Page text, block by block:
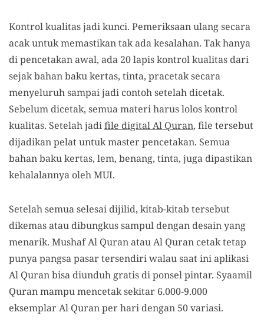
Kontrol kualitas jadi kunci. Pemeriksaan ulang secara
acak untuk memastikan tak ada kesalahan. Tak hanya
di pencetakan awal, ada 20 lapis kontrol kualitas dari
sejak bahan baku kertas, tinta, pracetak secara
menyeluruh sampai jadi contoh setelah dicetak.
Sebelum dicetak, semua materi harus lolos kontrol
kualitas. Setelah jadifile digital Al Quran, file tersebut
dijadikan pelat untuk master pencetakan. Semua
bahan baku kertas, lem, benang, tinta, juga dipastikan
kehalalannya oleh MUI.
Setelah semua selesai dijilid, kitab-kitab tersebut
dikemas atau dibungkus sampul dengan desain yang
menarik. Mushaf Al Quran atau Al Quran cetak tetap
punya pangsa pasar tersendiri walau saat ini aplikasi
Al Quran bisa diunduh gratis di ponsel pintar. Syaamil
Quran mampu mencetak sekitar 6.000-9.000
eksemplar Al Quran per hari dengan 50 variasi.